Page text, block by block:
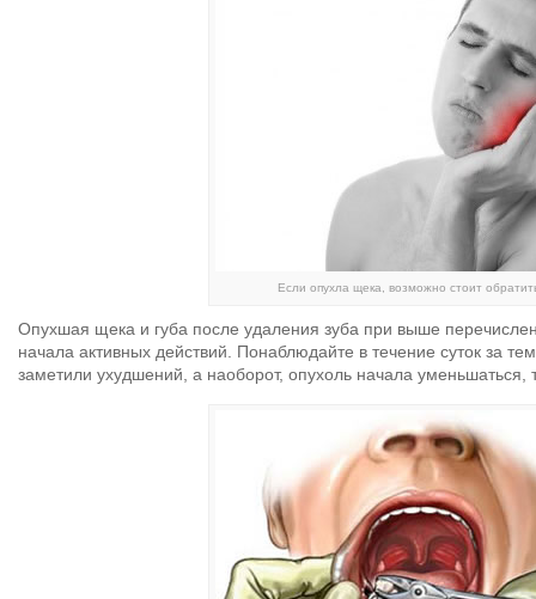
Если опухла щека, возможно стоит
Опухшая щека и губа после удаления зуба при выше
начала активных действий. Понаблюдайте в течение суток за
заметили ухудшений, а наоборот, опухоль начала